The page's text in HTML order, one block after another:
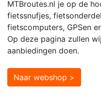
MTBroutes.nl je op de
fietssnufjes,
fietscomputers, GPSen
Op deze pagina zullen
aanbiedingen doen.
Naar webshop >